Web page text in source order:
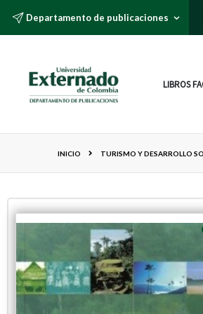
Departamento de publicaciones
LIBROS
INICIO TURISMO Y DESARROLLO